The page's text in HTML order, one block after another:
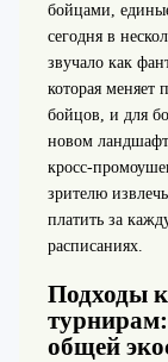
бойцами,
сегодня в
звучало как
которая меняет
бойцов, и для
новом
кросс-
зрителю
платить за
расписаниях.
Подходы
турнирам:
общей